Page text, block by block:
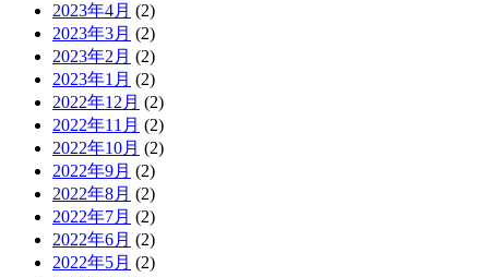
2023年4月 (2)
2023年3月 (2)
2023年2月 (2)
2023年1月 (2)
2022年12月 (2)
2022年11月 (2)
2022年10月 (2)
2022年9月 (2)
2022年8月 (2)
2022年7月 (2)
2022年6月 (2)
2022年5月 (2)